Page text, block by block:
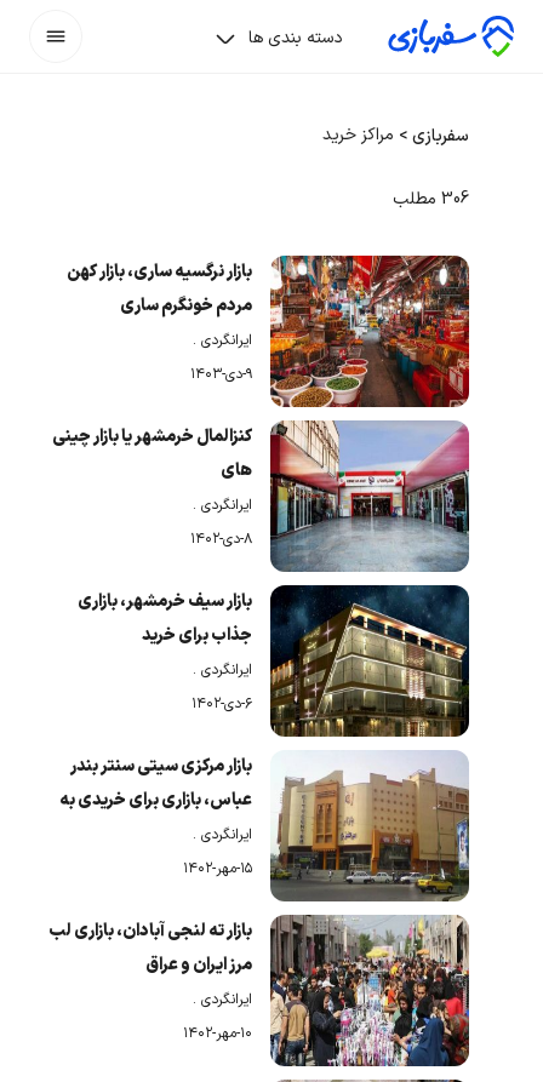
دسته بندی ها
سفربازی> مراکز خرید
306 مطلب
بازار نرگسیه ساری، بازار کهن
مردم خونگرم ساری
ایرانگردی .
۹-دی-۱۴۰۳
کنزالمال خرمشهر یا بازار چینی
های
ایرانگردی .
۸-دی-۱۴۰۲
بازار سیف خرمشهر، بازاری
جذاب برای خرید
ایرانگردی .
۶-دی-۱۴۰۲
بازار مرکزی سیتی سنتر بندر
عباس، بازاری برای خریدی به
صرفه
ایرانگردی .
۱۵-مهر-۱۴۰۲
بازار ته لنجی آبادان، بازاری لب
مرز ایران و عراق
ایرانگردی .
۱۰-مهر-۱۴۰۲